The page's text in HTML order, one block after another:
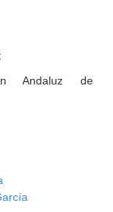
Andaluz de